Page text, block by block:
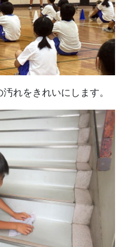
れをきれいにします。